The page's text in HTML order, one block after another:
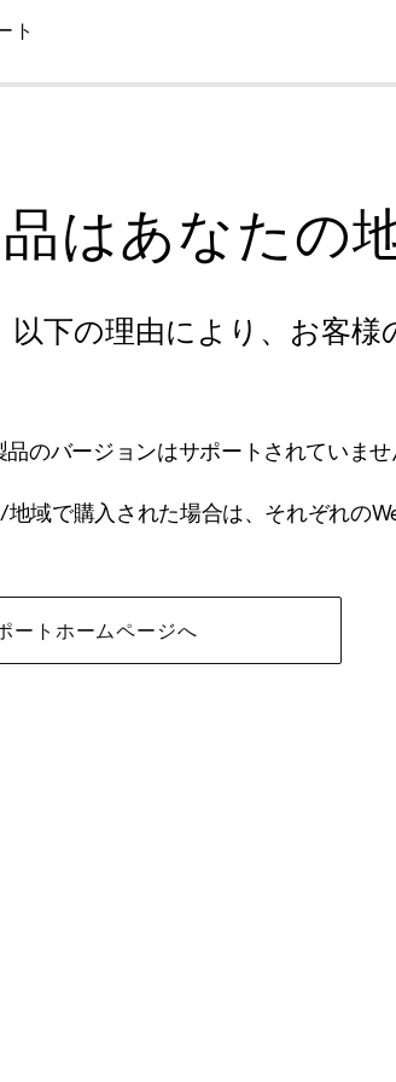
ト
はあなたの
以下の理由により、お客
のバージョンはサポートされていませ
域で購入された場合は、それぞれの
ートホームページへ